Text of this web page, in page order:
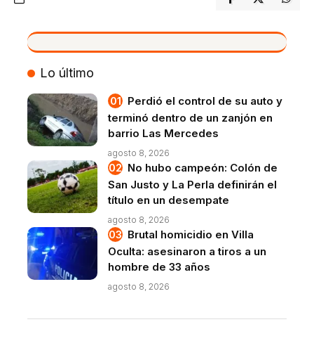
VIVO
Lo último
Perdió el control de su auto y
terminó dentro de un zanjón en
barrio Las Mercedes
agosto 8, 2026
No hubo campeón: Colón de
San Justo y La Perla definirán el
título en un desempate
agosto 8, 2026
Brutal homicidio en Villa
Oculta: asesinaron a tiros a un
hombre de 33 años
agosto 8, 2026